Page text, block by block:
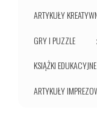
ARTYKUŁY
GRY I PUZZLE
KSIĄŻKI EDUKACYJNE
ARTYKUŁY